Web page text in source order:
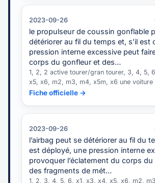
2023-09-26
le propulseur de coussin gonflable
détériorer au fil du temps et, s’il est
pression interne excessive peut
corps du gonfleur et des…
1, 2, 2 active tourer/gran tourer, 3, 4, 5,
x5, x6, m2, m3, m4, x5m, x6 une voiture
Fiche officielle →
2023-09-26
l’airbag peut se détériorer au fil du
est déployé, une pression interne
provoquer l’éclatement du corps
des fragments de mét…
1, 2, 3, 4, 5, 6, x1, x3, x4, x5, x6, m2,